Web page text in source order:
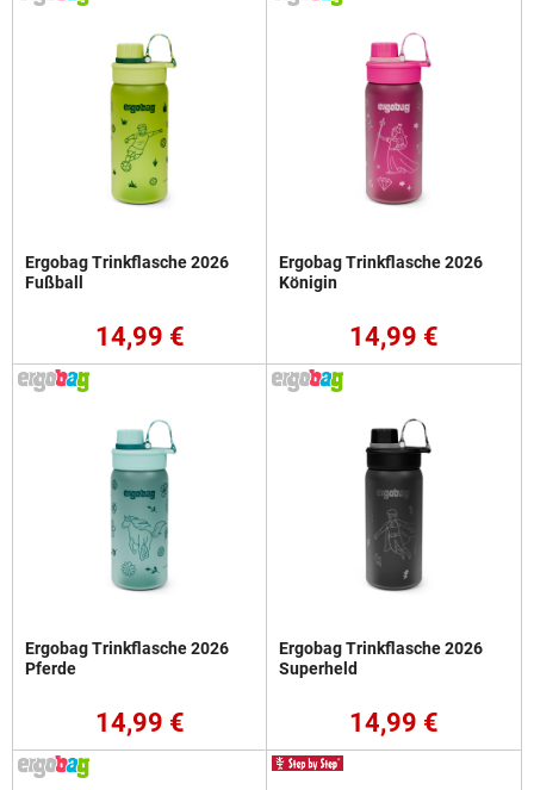
Ergobag Trinkflasche 2026
Fußball
14,99 €
Ergobag Trinkflasche 2026
Königin
14,99 €
Ergobag Trinkflasche 2026
Pferde
14,99 €
Ergobag Trinkflasche 2026
Superheld
14,99 €